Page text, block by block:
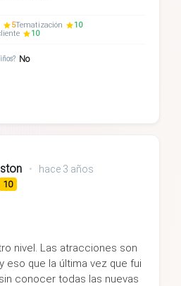
5Tematización
10
10
No
• hace 3 años
10
nivel. Las atracciones son
eso que la última vez que fui
conocer todas las nuevas